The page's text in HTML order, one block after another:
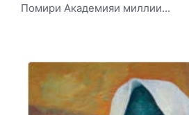
Помири Академияи миллии...